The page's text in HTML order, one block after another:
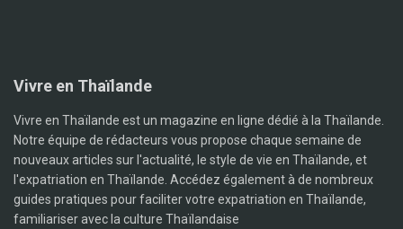
Vivre en Thaïlande
Vivre en Thaïlande est un magazine en ligne dédié à la Thaïlande.
Notre équipe de rédacteurs vous propose chaque semaine de
nouveaux articles sur l'actualité, le style de vie en Thaïlande, et
l'expatriation en Thaïlande. Accédez également à de nombreux
guides pratiques pour faciliter votre expatriation en Thaïlande,
familiariser avec la culture Thaïlandaise